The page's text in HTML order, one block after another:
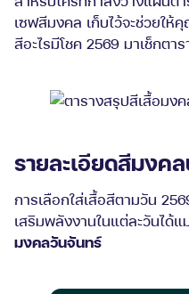
เซฟสีมงคล เก็บไว้จะช่วยให้
สีอะไรมีโชค 2569 มาเช็กต
รายละเอียดสีมงค
การเลือกใส่เสื้อสีตามวัน
เสริมพลังงานในแต่ละวันได้
มงคลวันจันทร์